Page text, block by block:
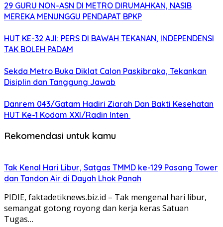
29 GURU NON-ASN DI METRO DIRUMAHKAN, NASIB
MEREKA MENUNGGU PENDAPAT BPKP
HUT KE-32 AJI: PERS DI BAWAH TEKANAN, INDEPENDENSI
TAK BOLEH PADAM
Sekda Metro Buka Diklat Calon Paskibraka, Tekankan
Disiplin dan Tanggung Jawab
Danrem 043/Gatam Hadiri Ziarah Dan Bakti Kesehatan
HUT Ke-1 Kodam XXI/Radin Inten
Rekomendasi untuk kamu
Tak Kenal Hari Libur, Satgas TMMD ke-129 Pasang Tower
dan Tandon Air di Dayah Lhok Panah
PIDIE, faktadetiknews.biz.id – Tak mengenal hari libur,
semangat gotong royong dan kerja keras Satuan
Tugas…